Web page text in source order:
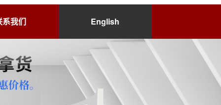
系我们 English